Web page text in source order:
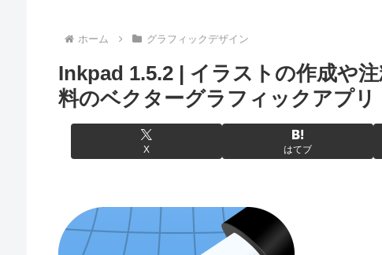
ホーム グラフィックデザイン
Inkpad 1.5.2 | イラストの作成や
料のベクターグラフィックアプリ
X はてブ